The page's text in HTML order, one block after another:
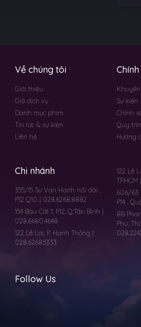
Về chúng tôi
Giới thiệu
Giá dịch vụ
Danh mục phim
Tin tức & sự kiện
Liên hệ
Sự kiện
Chính
Quy
Hướng
Chi nhánh
355/15 Sư Vạn Hạnh nối dài ,
P.12 Q10 | 028.6268.8882
154 Bàu Cát 1, P.12, Q.Tân Bình |
028.6680.4648
122 Lê Lơi, P. Hạnh Thông |
028.6268.5333
122 Lê
606/63
P.14 ,
8B
Phú,
Follow Us